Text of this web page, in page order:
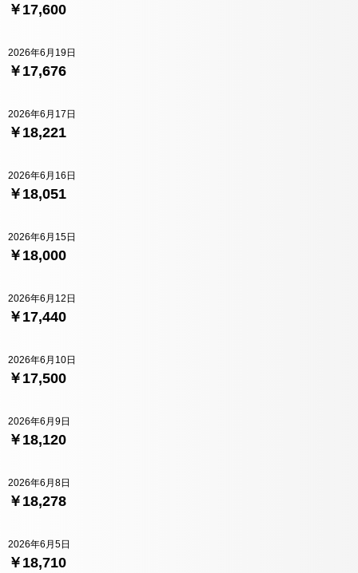
￥17,600
￥17,676
2026年6月19日
￥18,221
2026年6月17日
￥18,051
2026年6月16日
￥18,000
2026年6月15日
￥17,440
2026年6月12日
￥17,500
2026年6月10日
￥18,120
2026年6月9日
￥18,278
2026年6月8日
￥18,710
2026年6月5日